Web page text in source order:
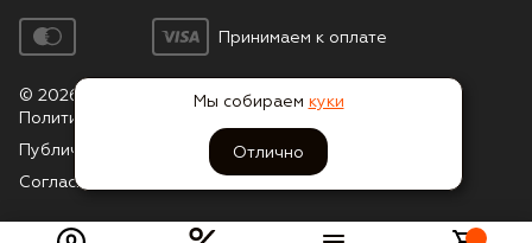
© 2026. Все права защищены
Принимаем к оплате
Политика конфиденциальности
Публичная оферта
Согласие на обработку персональных данных
Мы собираем куки
Отлично